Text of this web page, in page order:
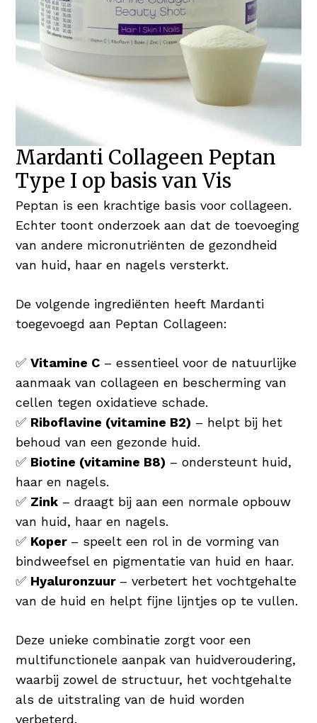
Mardanti Collageen Peptan
Type I op basis van Vis
Peptan is een krachtige basis voor collageen.
Echter toont onderzoek aan dat de toevoeging
van andere micronutriënten de gezondheid
van huid, haar en nagels versterkt.
De volgende ingrediënten heeft Mardanti
toegevoegd aan Peptan Collageen:
✅Vitamine C – essentieel voor de natuurlijke
aanmaak van collageen en bescherming van
cellen tegen oxidatieve schade.
✅ Riboflavine (vitamine B2) – helpt bij het
behoud van een gezonde huid.
✅ Biotine (vitamine B8) – ondersteunt huid,
haar en nagels.
✅ Zink – draagt bij aan een normale opbouw
van huid, haar en nagels.
✅ Koper – speelt een rol in de vorming van
bindweefsel en pigmentatie van huid en haar.
✅ Hyaluronzuur – verbetert het vochtgehalte
van de huid en helpt fijne lijntjes op te vullen.
Deze unieke combinatie zorgt voor een
multifunctionele aanpak van huidveroudering,
waarbij zowel de structuur, het vochtgehalte
als de uitstraling van de huid worden
verbeterd.